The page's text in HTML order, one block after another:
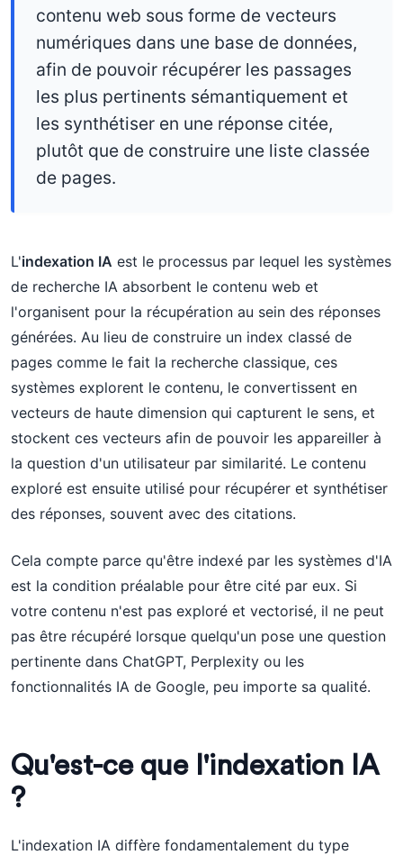
contenu web sous forme de vecteurs
numériques dans une base de données,
afin de pouvoir récupérer les passages
les plus pertinents sémantiquement et
les synthétiser en une réponse citée,
plutôt que de construire une liste classée
de pages.
L'indexation IA est le processus par lequel les systèmes
de recherche IA absorbent le contenu web et
l'organisent pour la récupération au sein des réponses
générées. Au lieu de construire un index classé de
pages comme le fait la recherche classique, ces
systèmes explorent le contenu, le convertissent en
vecteurs de haute dimension qui capturent le sens, et
stockent ces vecteurs afin de pouvoir les appareiller à
la question d'un utilisateur par similarité. Le contenu
exploré est ensuite utilisé pour récupérer et synthétiser
des réponses, souvent avec des citations.
Cela compte parce qu'être indexé par les systèmes d'IA
est la condition préalable pour être cité par eux. Si
votre contenu n'est pas exploré et vectorisé, il ne peut
pas être récupéré lorsque quelqu'un pose une question
pertinente dans ChatGPT, Perplexity ou les
fonctionnalités IA de Google, peu importe sa qualité.
Qu'est-ce que l'indexation IA
?
L'indexation IA diffère fondamentalement du type